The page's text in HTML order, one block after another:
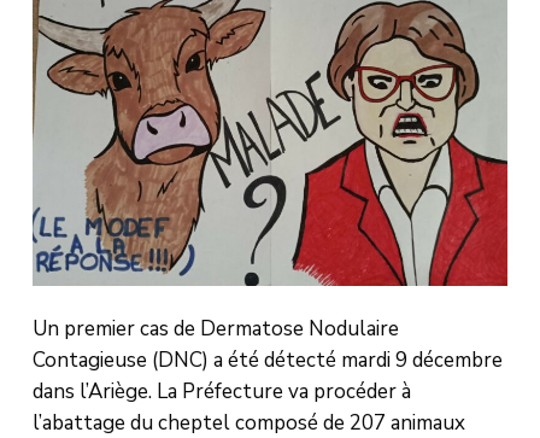
Un premier cas de Dermatose Nodulaire
Contagieuse (DNC) a été détecté mardi 9 décembre
dans l’Ariège. La Préfecture va procéder à
l’abattage du cheptel composé de 207 animaux